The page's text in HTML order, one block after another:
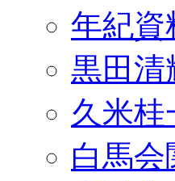
年紀資
黒田清
久米桂
白馬